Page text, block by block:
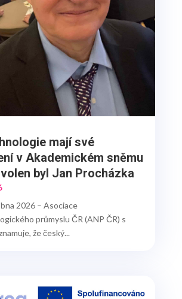
mají své
v Akademickém sněmu
byl Jan Procházka
2026 – Asociace
průmyslu ČR (ANP ČR) s
že český...